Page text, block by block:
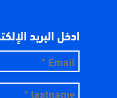
ادخل البريد